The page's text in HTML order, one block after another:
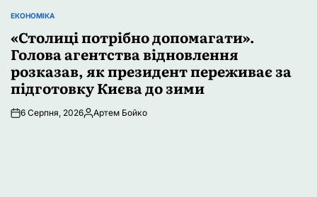
ОПУБЛІКУВАТИ
ЕКОНОМІКА
«Столиці потрібно допомагати».
Голова агентства відновлення
розказав, як президент переживає за
підготовку Києва до зими
6 Серпня, 2026Опубліковано
Артем Бойко